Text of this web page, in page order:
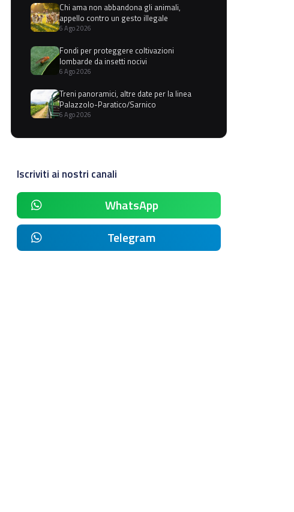
Chi ama non abbandona gli animali,
appello contro un gesto illegale
6 Ago 2026
Fondi per proteggere coltivazioni
lombarde da insetti nocivi
6 Ago 2026
Treni panoramici, altre date per la linea
Palazzolo-Paratico/Sarnico
6 Ago 2026
Iscriviti ai nostri canali
WhatsApp
Telegram